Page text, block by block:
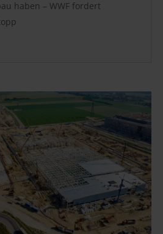
haben – WWF fordert